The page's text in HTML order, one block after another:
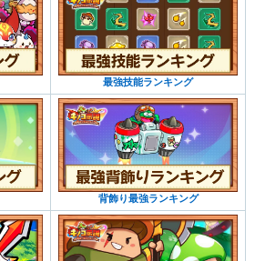
最強技能ランキング
背飾り最強ランキング